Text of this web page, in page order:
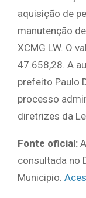
aquisição de
manutenção
XCMG LW. O
47.658,28. A
prefeito Paulo
processo
diretrizes da
Fonte oficial:
consultada no
Municipio.